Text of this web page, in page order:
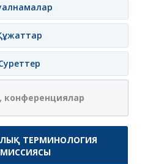
конференциялар
ТЕРМИНОЛОГИЯ